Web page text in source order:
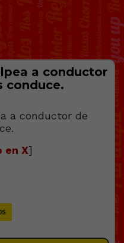
a conductor
conduce.
en X]